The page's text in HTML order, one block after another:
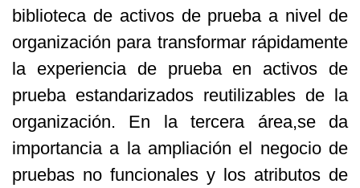
biblioteca de activos de prueba a nivel de
organización para transformar rápidamente
la experiencia de prueba en activos de
prueba estandarizados reutilizables de la
organización.
En la tercera área,se da
importancia a la ampliación el negocio de
pruebas no funcionales y los atributos de